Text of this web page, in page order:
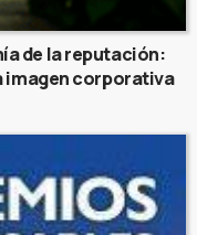
de la reputación:
imagen corporativa